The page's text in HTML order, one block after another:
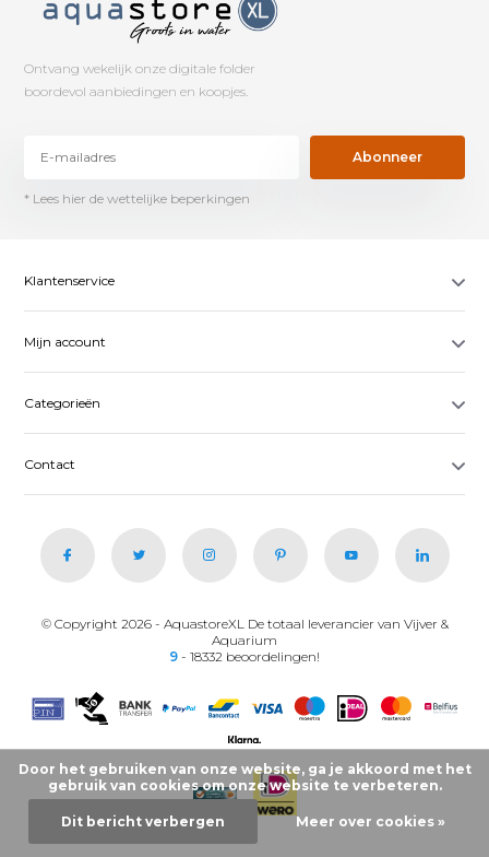
Ontvang wekelijk onze digitale folder
boordevol aanbiedingen en koopjes.
Abonneer
* Lees hier de wettelijke beperkingen
Klantenservice
Mijn account
Categorieën
Contact
© Copyright 2026 - AquastoreXL De totaal leverancier van Vijver &
Aquarium
9 - 18332 beoordelingen!
Door het gebruiken van onze website, ga je akkoord met het
gebruik van cookies om onze website te verbeteren.
Dit bericht verbergen Meer over cookies »